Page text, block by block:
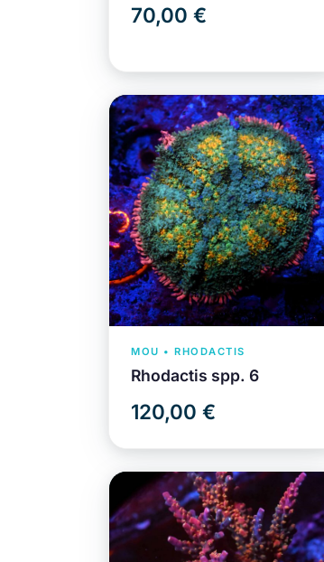
70,00 €
MOU • RHODACTIS
Rhodactis spp. 6
120,00 €